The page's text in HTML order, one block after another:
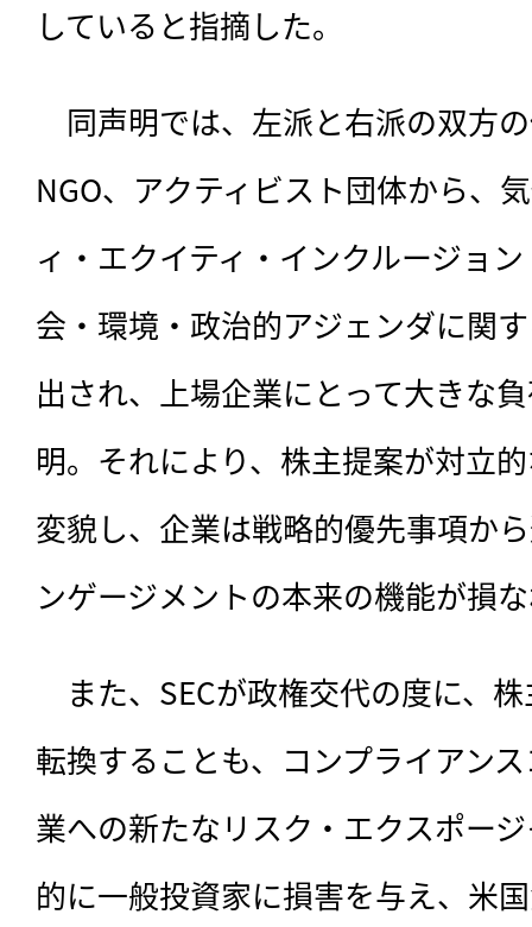
していると指摘した。
同声明では、 左派と右派の双方
NGO、アクティビスト団体から、
ィ・エクイティ・インクルージョ
会・環境・政治的アジェンダに関
出され、上場企業にとって大きな
明。それにより、株主提案が対立
変貌し、企業は戦略的優先事項か
ンゲージメントの本来の機能が損
また、SECが政権交代の度に、
転換することも、コンプライアン
業への新たなリスク・エクスポー
的に一般投資家に損害を与え、米